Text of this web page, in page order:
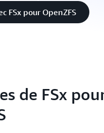
FSx pour OpenZFS
de FSx